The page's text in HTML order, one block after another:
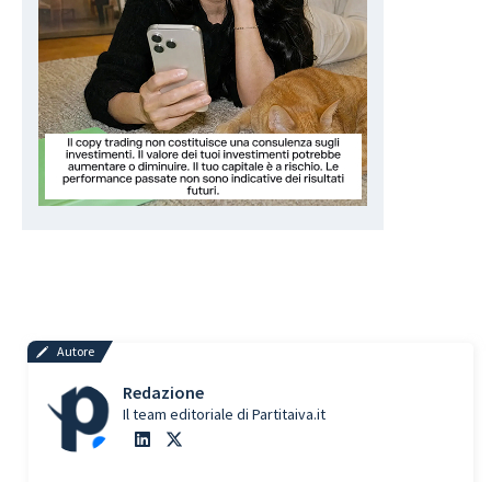
Autore
Redazione
Il team editoriale di Partitaiva.it